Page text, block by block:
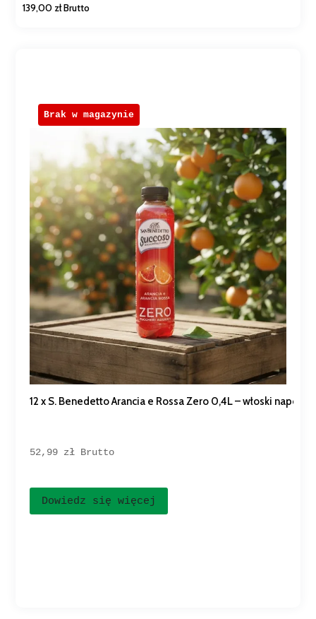
139,00 złBrutto
12 x S. Benedetto Arancia e Rossa Zero 0,4L – włoski napój
52,99 zł Brutto
Dowiedz się więcej
Brak w magazynie